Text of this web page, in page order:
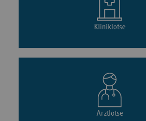
Kliniklotse
Arztlotse